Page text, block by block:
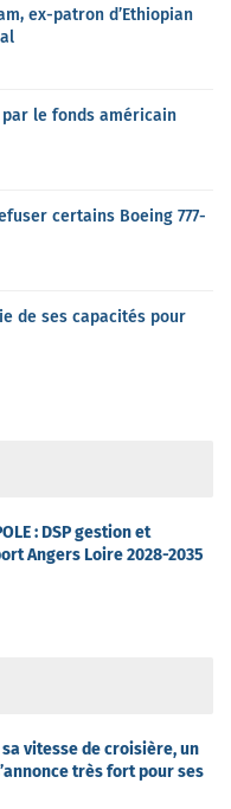
ex-patron d’Ethiopian
le fonds américain
certains Boeing 777-
de ses capacités pour
: DSP gestion et
Angers Loire 2028-2035
vitesse de croisière, un
très fort pour ses